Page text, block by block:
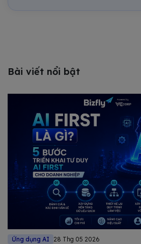
Bài viết nổi bật
Ứng dụng AI 28 Thg 05 2026